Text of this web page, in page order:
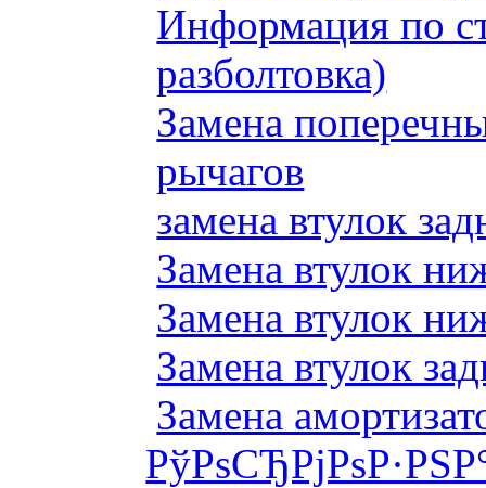
Информация по
разболтовка)
Замена
рычагов
замена втулок
Замена втулок
Замена втулок
Замена втулок
Замена